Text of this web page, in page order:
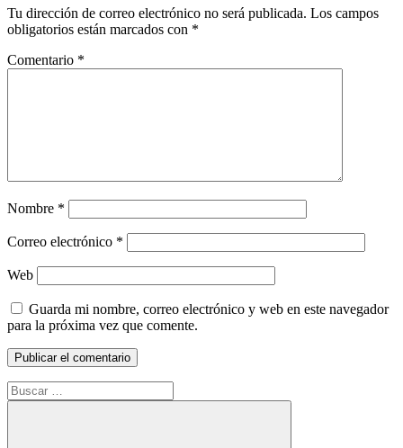
Tu dirección de correo electrónico no será publicada. Los campos
obligatorios están marcados con *
Comentario *
Nombre *
Correo electrónico *
Web
Guarda mi nombre, correo electrónico y web en este navegador
para la próxima vez que comente.
Buscar: